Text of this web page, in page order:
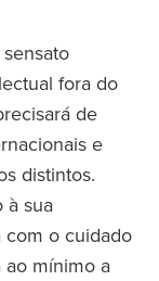
fora do
de
e
distintos.
sua
o cuidado
ao mínimo a